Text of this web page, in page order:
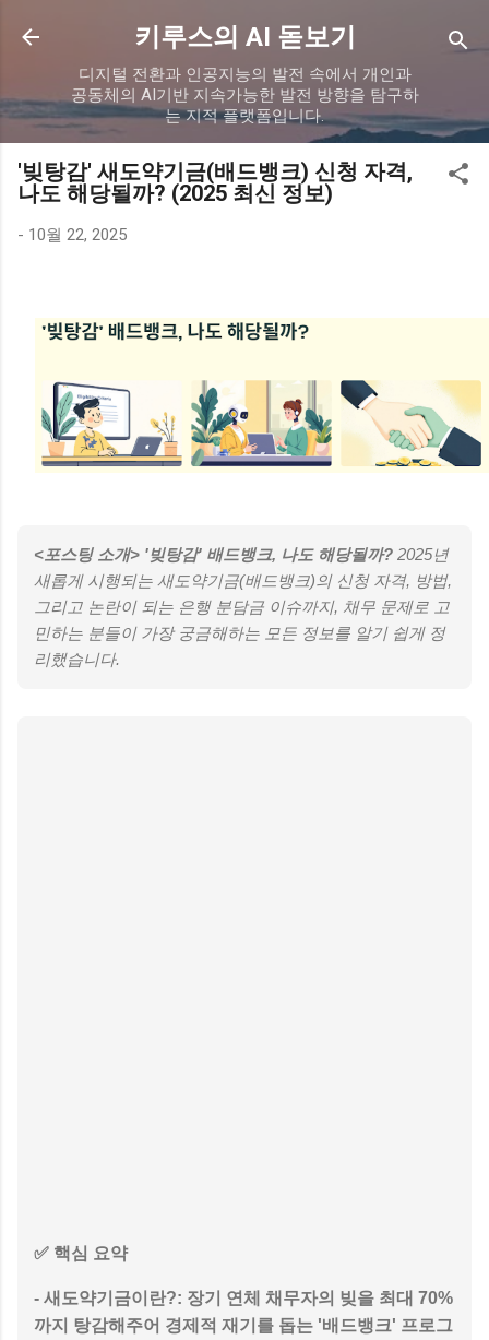
기본 콘텐츠로 건너뛰기
키루스의 AI 돋보기
디지털 전환과 인공지능의 발전 속에서 개인과
공동체의 AI기반 지속가능한 발전 방향을 탐구하
는 지적 플랫폼입니다.
'빚탕감' 새도약기금(배드뱅크) 신청 자격,
나도 해당될까? (2025 최신 정보)
- 10월 22, 2025
<포스팅 소개> '빚탕감' 배드뱅크, 나도 해당될까? 2025년
새롭게 시행되는 새도약기금(배드뱅크)의 신청 자격, 방법,
그리고 논란이 되는 은행 분담금 이슈까지, 채무 문제로 고
민하는 분들이 가장 궁금해하는 모든 정보를 알기 쉽게 정
리했습니다.
✅ 핵심 요약
- 새도약기금이란?: 장기 연체 채무자의 빚을 최대 70%
까지 탕감해주어 경제적 재기를 돕는 '배드뱅크' 프로그